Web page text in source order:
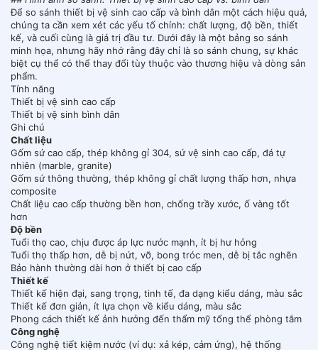
Để so sánh thiết bị vệ sinh cao cấp và bình dân một cách hiệu quả,
chúng ta cần xem xét các yếu tố chính: chất lượng, độ bền, thiết
kế, và cuối cùng là giá trị đầu tư. Dưới đây là một bảng so sánh
minh họa, nhưng hãy nhớ rằng đây chỉ là so sánh chung, sự khác
biệt cụ thể có thể thay đổi tùy thuộc vào thương hiệu và dòng sản
phẩm.
Tính năng
Thiết bị vệ sinh cao cấp
Thiết bị vệ sinh bình dân
Ghi chú
Chất liệu
Gốm sứ cao cấp, thép không gỉ 304, sứ vệ sinh cao cấp, đá tự
nhiên (marble, granite)
Gốm sứ thông thường, thép không gỉ chất lượng thấp hơn, nhựa
composite
Chất liệu cao cấp thường bền hơn, chống trầy xước, ố vàng tốt
hơn
Độ bền
Tuổi thọ cao, chịu được áp lực nước mạnh, ít bị hư hỏng
Tuổi thọ thấp hơn, dễ bị nứt, vỡ, bong tróc men, dễ bị tắc nghẽn
Bảo hành thường dài hơn ở thiết bị cao cấp
Thiết kế
Thiết kế hiện đại, sang trọng, tinh tế, đa dạng kiểu dáng, màu sắc
Thiết kế đơn giản, ít lựa chọn về kiểu dáng, màu sắc
Phong cách thiết kế ảnh hưởng đến thẩm mỹ tổng thể phòng tắm
Công nghệ
Công nghệ tiết kiệm nước (ví dụ: xả kép, cảm ứng), hệ thống